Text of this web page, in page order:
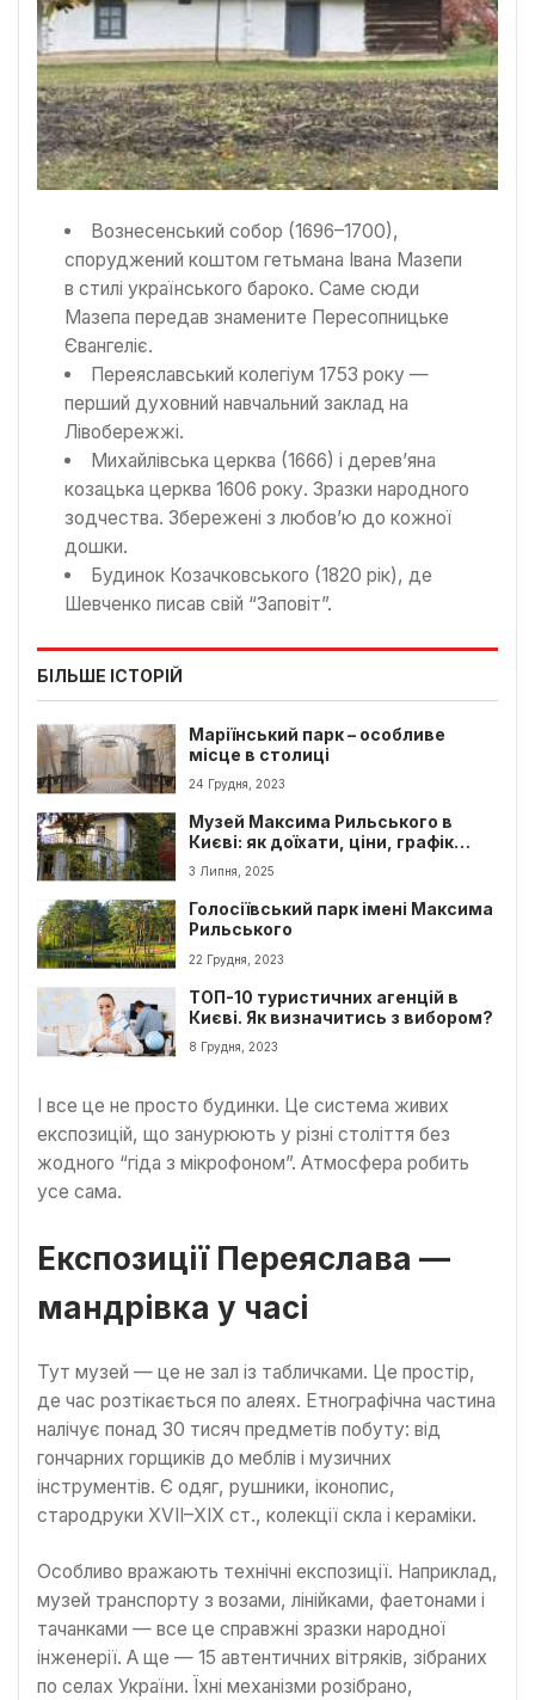
Вознесенський собор (1696–1700),
споруджений коштом гетьмана Івана Мазепи
в стилі українського бароко. Саме сюди
Мазепа передав знамените Пересопницьке
Євангеліє.
Переяславський колегіум 1753 року —
перший духовний навчальний заклад на
Лівобережжі.
Михайлівська церква (1666) і дерев’яна
козацька церква 1606 року. Зразки народного
зодчества. Збережені з любов’ю до кожної
дошки.
Будинок Козачковського (1820 рік), де
Шевченко писав свій “Заповіт”.
БІЛЬШЕ ІСТОРІЙ
Маріїнський парк – особливе
місце в столиці
24 Грудня, 2023
Музей Максима Рильського в
Києві: як доїхати, ціни, графік
роботи
3 Липня, 2025
Голосіївський парк імені Максима
Рильського
22 Грудня, 2023
ТОП-10 туристичних агенцій в
Києві. Як визначитись з вибором?
8 Грудня, 2023
І все це не просто будинки. Це система живих
експозицій, що занурюють у різні століття без
жодного “гіда з мікрофоном”. Атмосфера робить
усе сама.
Експозиції Переяслава —
мандрівка у часі
Тут музей — це не зал із табличками. Це простір,
де час розтікається по алеях. Етнографічна частина
налічує понад 30 тисяч предметів побуту: від
гончарних горщиків до меблів і музичних
інструментів. Є одяг, рушники, іконопис,
стародруки XVII–XIX ст., колекції скла і кераміки.
Особливо вражають технічні експозиції. Наприклад,
музей транспорту з возами, лінійками, фаетонами і
тачанками — все це справжні зразки народної
інженерії. А ще — 15 автентичних вітряків, зібраних
по селах України. Їхні механізми розібрано,